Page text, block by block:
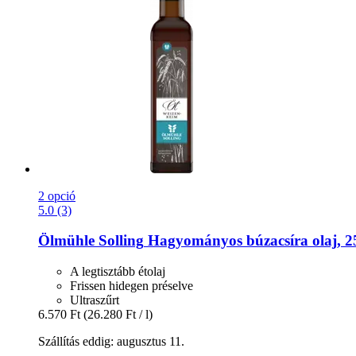
2 opció
5.0 (3)
Ölmühle Solling Hagyományos búzacsíra olaj,
A legtisztább étolaj
Frissen hidegen préselve
Ultraszűrt
6.570 Ft (26.280 Ft / l)
Szállítás eddig: augusztus 11.